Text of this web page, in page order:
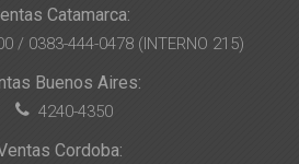
Catamarca:
/ 0383-444-0478 (INTERNO 215)
Buenos Aires:
4240-4350
Cordoba: